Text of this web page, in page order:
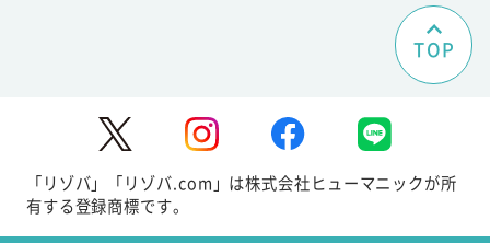
TOP
「リゾバ」「リゾバ.com」は株式会社ヒューマニックが所
有する登録商標です。